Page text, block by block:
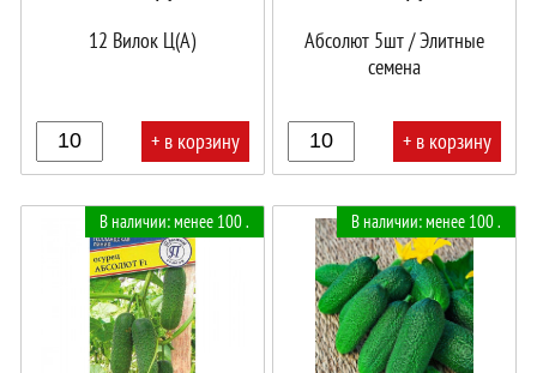
12 Вилок Ц(А)
+ в корзину
Абсолют 5шт / Элитные
семена
+ в корзину
корзине!
В наличии: менее 100 . В наличии: менее 100 .